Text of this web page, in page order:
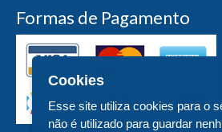
Formas de Pagamento
Cookies
Esse site utiliza cookies para o
não é utilizado para guardar